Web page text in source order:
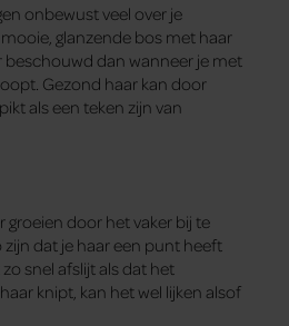
onbewust veel over je
glanzende bos met haar
beschouwd dan wanneer je met
Gezond haar kan door
als een teken zijn van
groeien door het vaker bij te
dat je haar een punt heeft
snel afslijt als dat het
knipt, kan het wel lijken alsof